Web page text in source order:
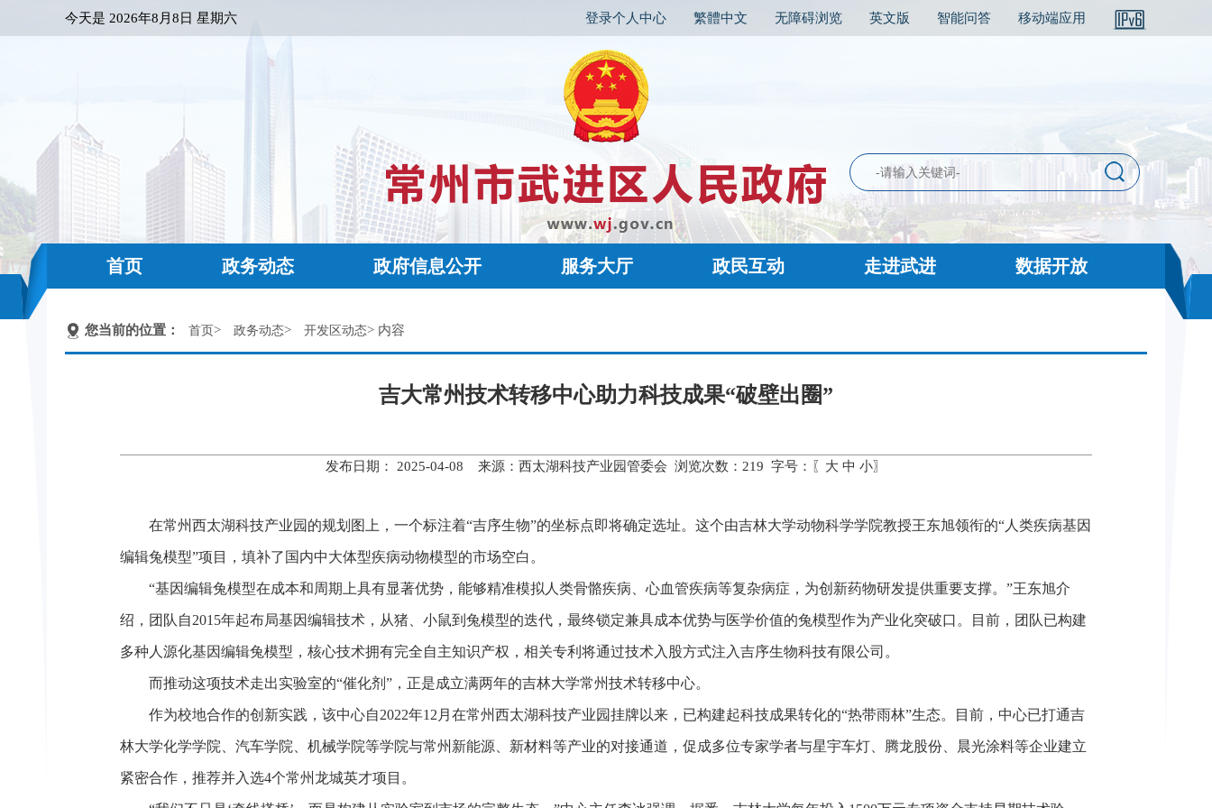
今天是 2026年8月8日 星期六 登录个人中心 繁體中文 无障碍浏览 英文版 智能问答 移动端应用
首页 政务动态 政府信息公开 服务大厅 政民互动 走进武进 数据开放
您当前的位置： 首页> 政务动态> 开发区动态> 内容
吉大常州技术转移中心助力科技成果“破壁出圈”
发布日期： 2025-04-08 来源：西太湖科技产业园管委会 浏览次数： 219 字号：〖 大 中 小〗
在常州西太湖科技产业园的规划图上，一个标注着“吉序生物”的坐标点即将确定选址。这个由吉林大学动物科学学院教授王东旭领衔的“人类疾病基因
编辑兔模型”项目，填补了国内中大体型疾病动物模型的市场空白。
“基因编辑兔模型在成本和周期上具有显著优势，能够精准模拟人类骨骼疾病、心血管疾病等复杂病症，为创新药物研发提供重要支撑。”王东旭介
绍，团队自2015年起布局基因编辑技术，从猪、小鼠到兔模型的迭代，最终锁定兼具成本优势与医学价值的兔模型作为产业化突破口。目前，团队已构建
多种人源化基因编辑兔模型，核心技术拥有完全自主知识产权，相关专利将通过技术入股方式注入吉序生物科技有限公司。
而推动这项技术走出实验室的“催化剂”，正是成立满两年的吉林大学常州技术转移中心。
作为校地合作的创新实践，该中心自2022年12月在常州西太湖科技产业园挂牌以来，已构建起科技成果转化的“热带雨林”生态。目前，中心已打通吉
林大学化学学院、汽车学院、机械学院等学院与常州新能源、新材料等产业的对接通道，促成多位专家学者与星宇车灯、腾龙股份、晨光涂料等企业建立
紧密合作，推荐并入选4个常州龙城英才项目。